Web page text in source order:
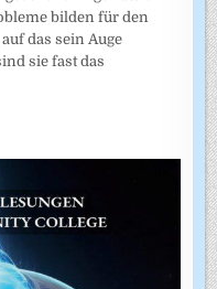
bilden für den
das sein Auge
sie fast das